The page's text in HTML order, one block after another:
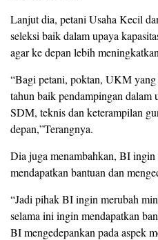
Lanjut dia, petani Usaha Kecil
seleksi baik dalam upaya
agar ke depan lebih
“Bagi petani, poktan, UKM yang
tahun baik pendampingan dalam
SDM, teknis dan keterampilan
depan,”Terangnya.
Dia juga menambahkan, BI
mendapatkan bantuan dan
“Jadi pihak BI ingin merubah
selama ini ingin mendapatkan
BI mengedepankan pada aspek